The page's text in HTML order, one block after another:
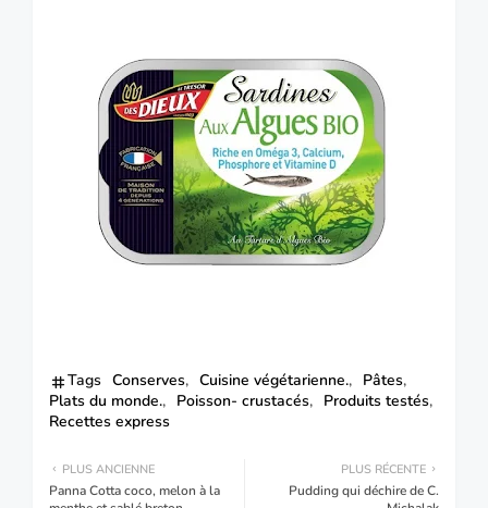
Tags Conserves Cuisine végétarienne.
Pâtes
Plats du monde.
Poisson- crustacés
Produits testés
Recettes express
PLUS RÉCENTE
Pudding qui déchire de C.
PLUS ANCIENNE
Panna Cotta coco, melon à la